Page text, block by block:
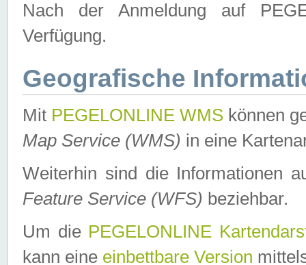
Nach der Anmeldung auf
Verfügung.
Geografische
Mit PEGELONLINE WMS können
Map Service (WMS) in eine
Weiterhin sind die Informationen
Feature Service (WFS) beziehbar.
Um die PEGELONLINE
kann eine einbettbare Version